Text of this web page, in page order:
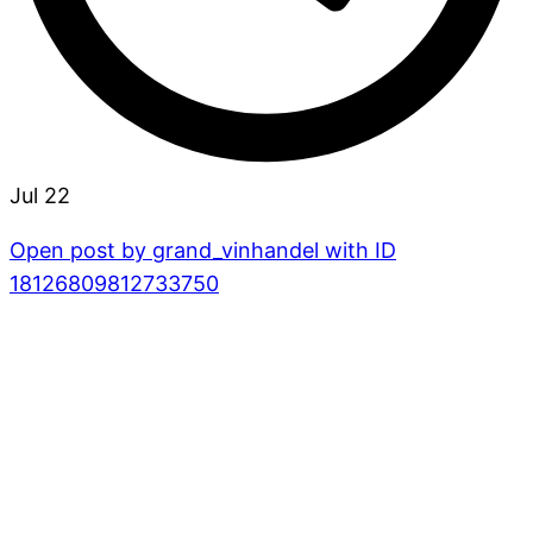
Jul 22
Open post by grand_vinhandel with ID
18126809812733750